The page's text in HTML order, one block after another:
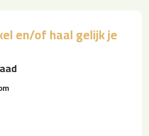
en/of haal gelijk je